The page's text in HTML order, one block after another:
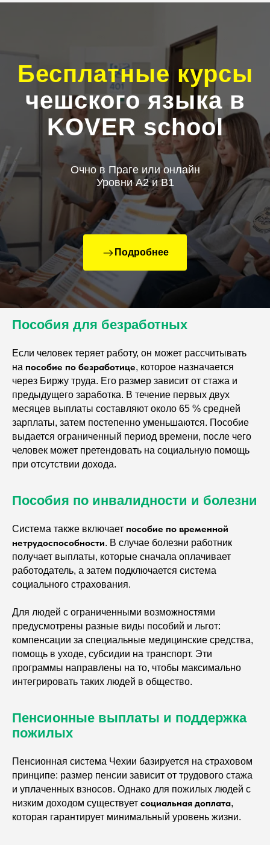
Бесплатные курсы
чешского языка в
KOVER school
Очно в Праге или онлайн
Уровни А2 и В1
Подробнее
Пособия для безработных
Если человек теряет работу, он может рассчитывать
на пособие по безработице, которое назначается
через Биржу труда. Его размер зависит от стажа и
предыдущего заработка. В течение первых двух
месяцев выплаты составляют около 65 % средней
зарплаты, затем постепенно уменьшаются. Пособие
выдается ограниченный период времени, после чего
человек может претендовать на социальную помощь
при отсутствии дохода.
Пособия по инвалидности и болезни
Система также включает пособие по временной
нетрудоспособности. В случае болезни работник
получает выплаты, которые сначала оплачивает
работодатель, а затем подключается система
социального страхования.
Для людей с ограниченными возможностями
предусмотрены разные виды пособий и льгот:
компенсации за специальные медицинские средства,
помощь в уходе, субсидии на транспорт. Эти
программы направлены на то, чтобы максимально
интегрировать таких людей в общество.
Пенсионные выплаты и поддержка
пожилых
Пенсионная система Чехии базируется на страховом
принципе: размер пенсии зависит от трудового стажа
и уплаченных взносов. Однако для пожилых людей с
низким доходом существует социальная доплата,
которая гарантирует минимальный уровень жизни.